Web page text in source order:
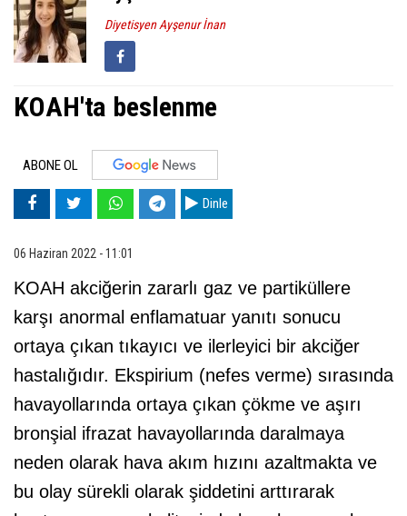
Diyetisyen Ayşenur İnan
KOAH'ta beslenme
ABONE OL
Dinle
06 Haziran 2022 - 11:01
KOAH akciğerin zararlı gaz ve partiküllere
karşı anormal enflamatuar yanıtı sonucu
ortaya çıkan tıkayıcı ve ilerleyici bir akciğer
hastalığıdır. Ekspirium (nefes verme) sırasında
havayollarında ortaya çıkan çökme ve aşırı
bronşial ifrazat havayollarında daralmaya
neden olarak hava akım hızını azaltmakta ve
bu olay sürekli olarak şiddetini arttırarak